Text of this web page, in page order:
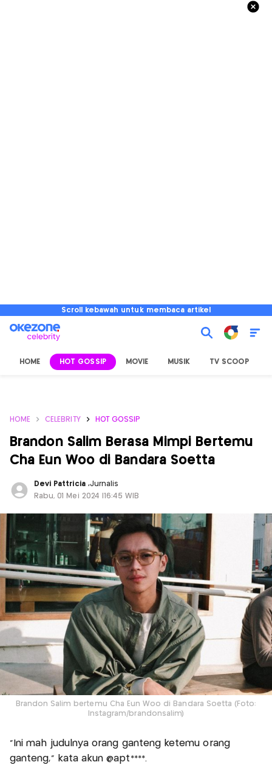
Scroll kebawah untuk membaca artikel
HOME HOT GOSSIP MOVIE MUSIK TV SCOOP
HOME CELEBRITY HOT GOSSIP
Brandon Salim Berasa Mimpi Bertemu
Cha Eun Woo di Bandara Soetta
Devi Pattricia ,Jurnalis
Rabu, 01 Mei 2024 |16:45 WIB
Brandon Salim bertemu Cha Eun Woo di Bandara Soetta (Foto:
Instagram/brandonsalim)
“Ini mah judulnya orang ganteng ketemu orang
ganteng,” kata akun @apt****.